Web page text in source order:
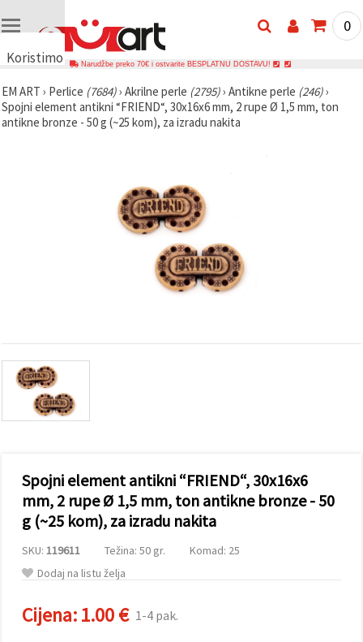
Koristimo
🍪
Koristimo
kolačiće i
prikazivali
sadržaj i
oglase,
uključujući
uz pomoć
naših
Možete
pristati na
korištenje
svih
kolačića
klikom na
"Prihvati
sve!" Ili
naznačiti
preferencije
0
Narudžbe preko 70€ i ostvarite BESPLATNU DOSTAVU!
EM ART › Perlice (7684)› Akrilne perle (2795)› Antikne perle (246)›
Spojni element antikni “FRIEND“, 30x16x6 mm, 2 rupe Ø 1,5 mm, ton
antikne bronze - 50 g (~25 kom), za izradu nakita
Spojni element antikni “FRIEND“, 30x16x6
mm, 2 rupe Ø 1,5 mm, ton antikne bronze - 50
g (~25 kom), za izradu nakita
SKU: 119611 Težina: 50 gr.
Komad: 25
Dodaj na listu želja
Cijena:1.00 € 1-4 pak.